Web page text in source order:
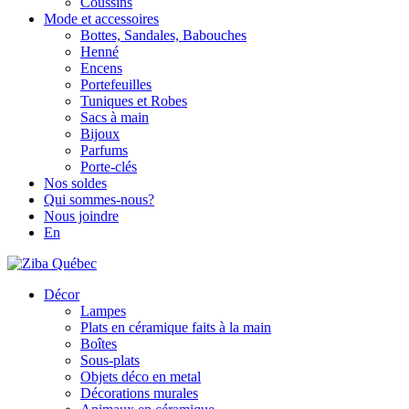
Mode et accessoires
Bottes, Sandales, Babouches
Henné
Encens
Portefeuilles
Tuniques et Robes
Sacs à main
Bijoux
Parfums
Porte-clés
Nos soldes
Qui sommes-nous?
Nous joindre
En
Décor
Lampes
Plats en céramique faits à la main
Boîtes
Sous-plats
Objets déco en metal
Décorations murales